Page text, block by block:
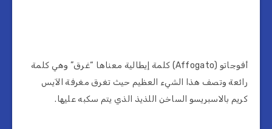
أفوجاتو (Affogato) كلمة إيطالية معناها “غرق” وهي كلمة
رائعة وتصف هذا الشيء العظيم حيث تغرق مغرفة الآيس
كريم بالاسبريسو الساخن اللذيذ الذي يتم سكبه عليها.